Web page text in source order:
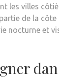
les villes
de la
nocturne et